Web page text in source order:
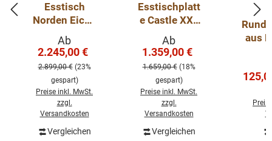
Esstisch
Norden Eiche
- Stärke: 45-
48mm
Eichentisch
massiv mit
Holzgestell
Verkaufspreis:
Ab
2.245,00 €
2.899,00 € (23%
gespart)
Preise inkl. MwSt.
zzgl.
Versandkosten
Vergleichen
Esstischplatt
e Castle XXL
aus
Eichenholz
80 mm Stark
Verkaufspreis:
Ab
1.359,00 €
1.659,00 € (18%
gespart)
Preise inkl. MwSt.
zzgl.
Versandkosten
Vergleichen
aus